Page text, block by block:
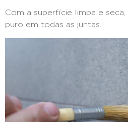
Com a superfície limpa e seca,
puro em todas as juntas.